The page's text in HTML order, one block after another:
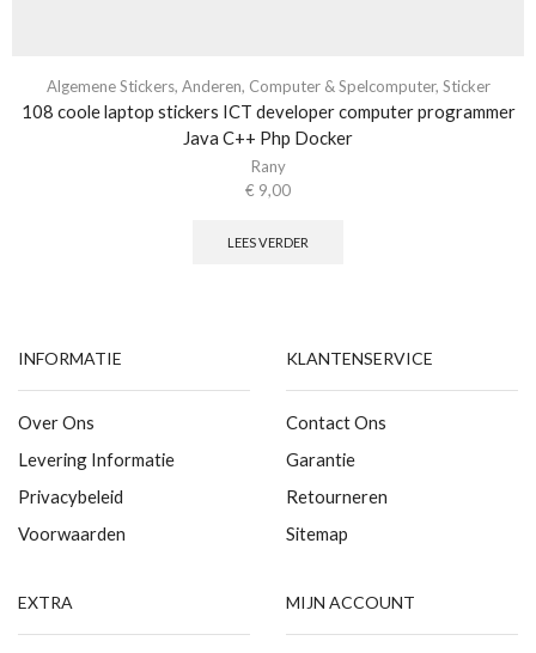
Algemene Stickers, Anderen, Computer & Spelcomputer, Sticker
108 coole laptop stickers ICT developer computer programmer
Java C++ Php Docker
Rany
€ 9,00
LEES VERDER
INFORMATIE
Over Ons
Levering Informatie
Privacybeleid
Voorwaarden
KLANTENSERVICE
Contact Ons
Garantie
Retourneren
Sitemap
EXTRA MIJN ACCOUNT